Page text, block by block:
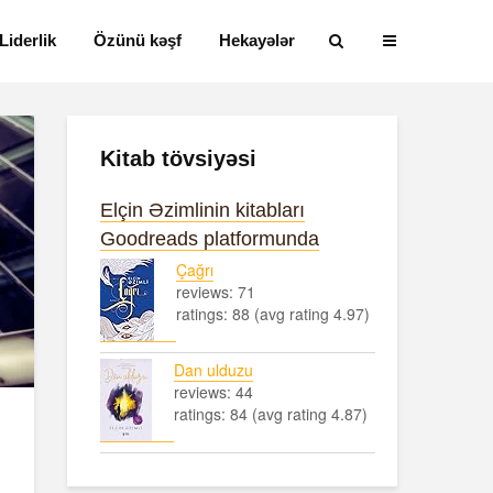
Liderlik Özünü kəşf Hekayələr
Kitab tövsiyəsi
Elçin Əzimlinin kitabları
Goodreads platformunda
Çağrı
reviews: 71
ratings: 88 (avg rating 4.97)
Dan ulduzu
reviews: 44
ratings: 84 (avg rating 4.87)
Alfred Adler və